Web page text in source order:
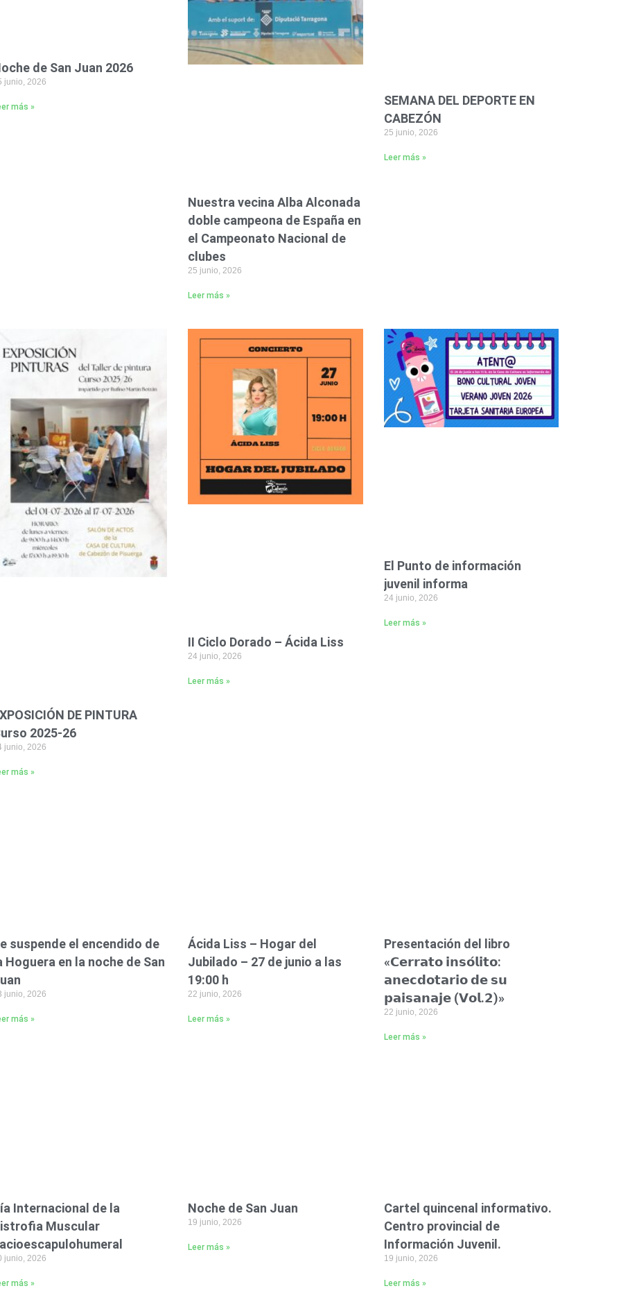
de San Juan 2026
junio, 2026
más »
Nuestra vecina Alba Alconada
doble campeona de España en
el Campeonato Nacional de
clubes
25 junio, 2026
Leer más »
SEMANA DEL DEPORTE EN
CABEZÓN
25 junio, 2026
Leer más »
DE PINTURA
2025-26
junio, 2026
más »
II Ciclo Dorado – Ácida Liss
24 junio, 2026
Leer más »
El Punto de información
juvenil informa
24 junio, 2026
Leer más »
suspende el encendido de
Hoguera en la noche de San
junio, 2026
más »
Ácida Liss – Hogar del
Jubilado – 27 de junio a las
19:00 h
22 junio, 2026
Leer más »
Presentación del libro
«𝗖𝗲𝗿𝗿𝗮𝘁𝗼 𝗶𝗻𝘀𝗼́𝗹𝗶𝘁𝗼:
𝗮𝗻𝗲𝗰𝗱𝗼𝘁𝗮𝗿𝗶𝗼 𝗱𝗲 𝘀𝘂
𝗽𝗮𝗶𝘀𝗮𝗻𝗮𝗷𝗲 (𝗩𝗼𝗹.𝟮)»
22 junio, 2026
Leer más »
Internacional de la
Muscular
junio, 2026
más »
Noche de San Juan
19 junio, 2026
Leer más »
Cartel quincenal informativo.
Centro provincial de
Información Juvenil.
19 junio, 2026
Leer más »